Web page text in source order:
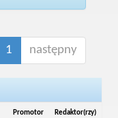
1 następny
Promotor Redaktor(rzy)